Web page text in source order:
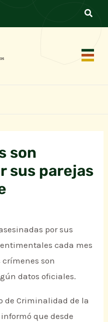
son
sus parejas
por sus
cada mes
crímenes son
datos oficiales.
de Criminalidad de la
que desde